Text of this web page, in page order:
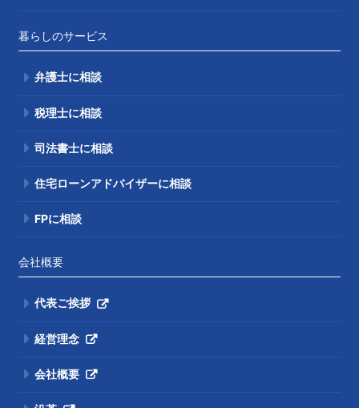
暮らしのサービス
弁護士に相談
税理士に相談
司法書士に相談
住宅ローンアドバイザーに相談
FPに相談
会社概要
代表ご挨拶
経営理念
会社概要